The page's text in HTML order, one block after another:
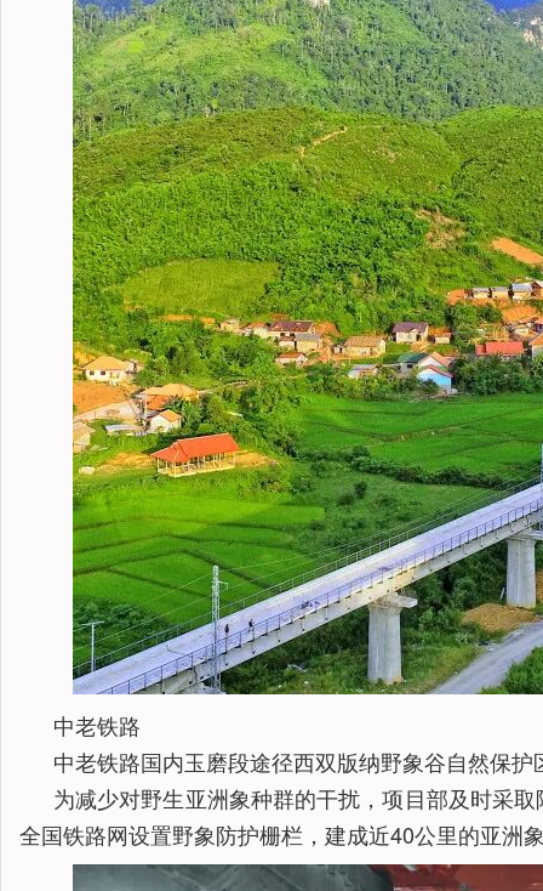
中老铁路
中老铁路国内玉磨段途径西双版纳野象谷自然保
为减少对野生亚洲象种群的干扰，项目部及时采
全国铁路网设置野象防护栅栏，建成近40公里的亚洲